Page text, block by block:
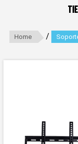
Home /